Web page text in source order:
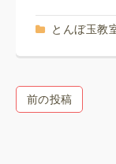
とんぼ玉教
前の投稿